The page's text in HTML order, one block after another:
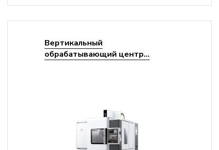
Вертикальный
обрабатывающий центр...